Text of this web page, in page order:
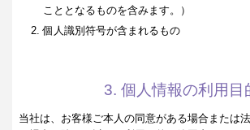
こととなるものを含みます。）
個人識別符号が含まれるもの
3. 個人情報の利用目
当社は、お客様ご本人の同意がある場合または